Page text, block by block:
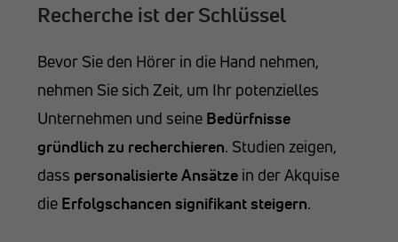
Recherche ist der Schlüssel
Bevor Sie den Hörer in die Hand nehmen,
nehmen Sie sich Zeit, um Ihr potenzielles
Unternehmen und seine Bedürfnisse
gründlich zu recherchieren. Studien zeigen,
dass personalisierte Ansätze in der Akquise
die Erfolgschancen signifikant steigern.